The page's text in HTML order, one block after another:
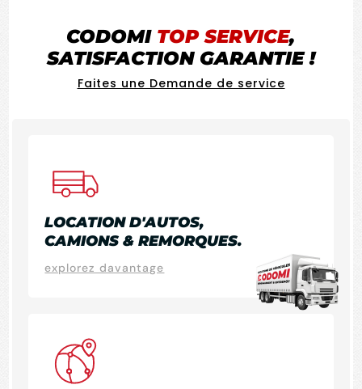
CODOMI TOP SERVICE,
SATISFACTION GARANTIE !
Faites une Demande de service
LOCATION D'AUTOS,
CAMIONS & REMORQUES.
explorez davantage